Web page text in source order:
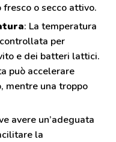
o secco attivo.
: La temperatura
per
e dei batteri lattici.
può accelerare
mentre una troppo
avere un’adeguata
la